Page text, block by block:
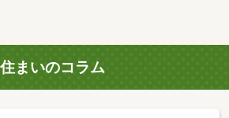
住まいのコラム